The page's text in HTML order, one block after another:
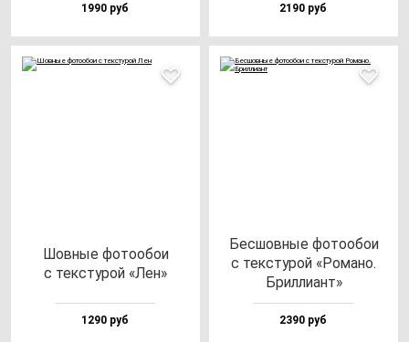
1990 руб 2190 руб
Шов­ные фо­то­обои
с тек­сту­рой «Лен»
1290 руб
Бес­шов­ные фо­то­обои
с тек­сту­рой «Рома­но.
Брил­ли­ант»
2390 руб